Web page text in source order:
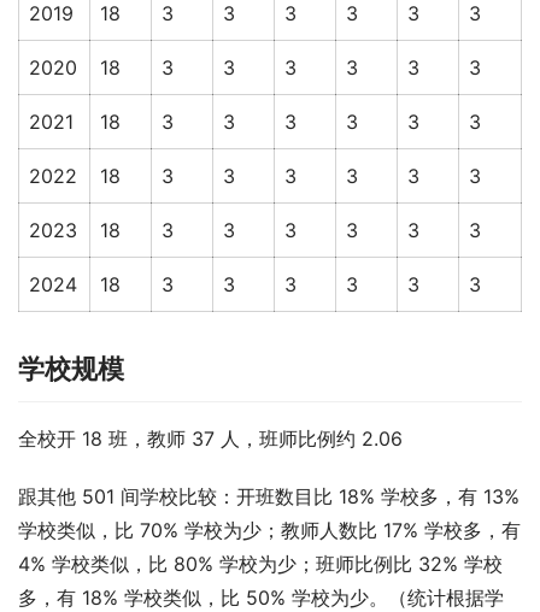
2019 18 3 3 3 3 3 3
2020 18 3 3 3 3 3 3
2021 18 3 3 3 3 3 3
2022 18 3 3 3 3 3 3
2023 18 3 3 3 3 3 3
2024 18 3 3 3 3 3 3
学校规模
全校开 18 班，教师 37 人，班师比例约 2.06
跟其他 501 间学校比较：开班数目比 18% 学校多，有 13%
学校类似，比 70% 学校为少；教师人数比 17% 学校多，有
4% 学校类似，比 80% 学校为少；班师比例比 32% 学校
多，有 18% 学校类似，比 50% 学校为少。（统计根据学